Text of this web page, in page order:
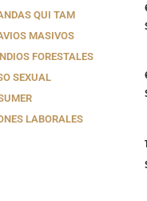
QUI TAM
MASIVOS
FORESTALES
SEXUAL
LABORALES